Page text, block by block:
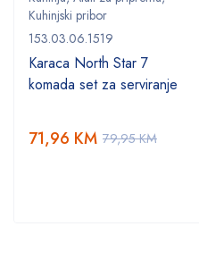
Kuhinjski pribor
153.03.06.1519
Karaca North Star 7
komada set za serviranje
79,95KM
71,96 KM